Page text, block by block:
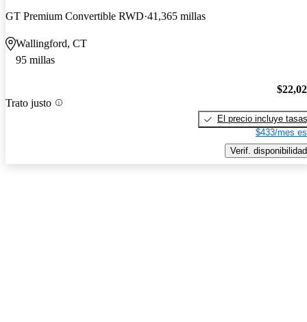
GT Premium Convertible RWD 41,365 millas
Wallingford, CT
95 millas
Trato justo
El precio incluye tasas
$433/mes
Verif. disponibilidad